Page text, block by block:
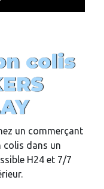
colis
un commerçant
colis dans un
H24 et 7/7